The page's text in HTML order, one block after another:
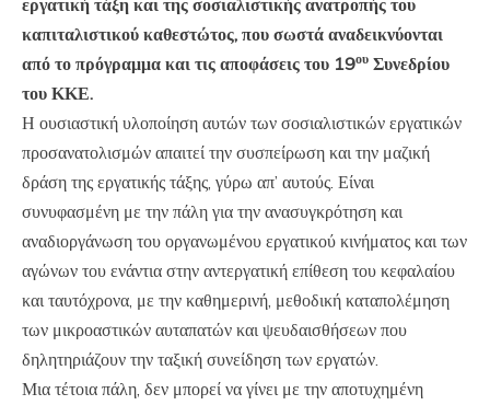
καπιταλιστικού καθεστώτος, που σωστά αναδεικνύονται
από το πρόγραμμα και τις αποφάσεις του 19ου Συνεδρίου
του ΚΚΕ.
Η ουσιαστική υλοποίηση αυτών των σοσιαλιστικών εργατικών
προσανατολισμών απαιτεί την συσπείρωση και την μαζική
δράση της εργατικής τάξης, γύρω απ’ αυτούς. Είναι
συνυφασμένη με την πάλη για την ανασυγκρότηση και
αναδιοργάνωση του οργανωμένου εργατικού κινήματος και των
αγώνων του ενάντια στην αντεργατική επίθεση του κεφαλαίου
και ταυτόχρονα, με την καθημερινή, μεθοδική καταπολέμηση
των μικροαστικών αυταπατών και ψευδαισθήσεων που
δηλητηριάζουν την ταξική συνείδηση των εργατών.
Μια τέτοια πάλη, δεν μπορεί να γίνει με την αποτυχημένη